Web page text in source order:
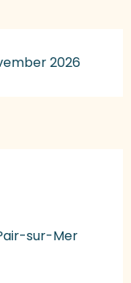
2026
sur-Mer